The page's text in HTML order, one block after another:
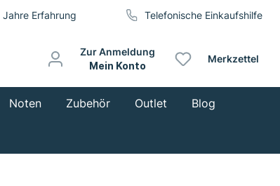
Erfahrung Telefonische Einkaufshilfe
Zur Anmeldung
Mein Konto
Merkzettel
Noten Zubehör Outlet Blog